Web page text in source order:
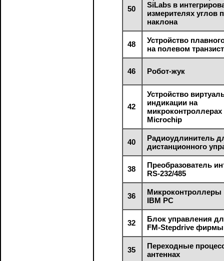
50
SiLabs в
измерителях углов
наклона
48
Устройство
на полевом
46 Робот-жук
42
Устройство
индикации на
Microchip
40
Радиоудлинитель
дистанционного
38
Преобразователь
RS-232/485
36
Микроконтроллеры
IBM PC
32
Блок управления
FM-Stepdrive фирмы
35
Переходные
антеннах